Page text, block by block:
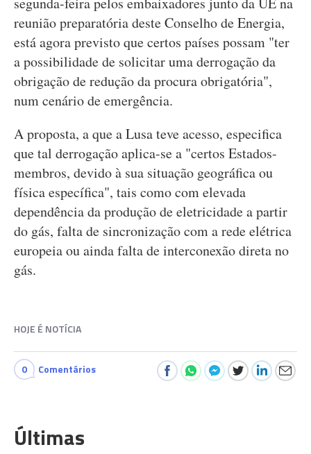
reunião preparatória deste Conselho de Energia,
está agora previsto que certos países possam "ter
a possibilidade de solicitar uma derrogação da
obrigação de redução da procura obrigatória",
num cenário de emergência.
A proposta, a que a Lusa teve acesso, especifica
que tal derrogação aplica-se a "certos Estados-
membros, devido à sua situação geográfica ou
física específica", tais como com elevada
dependência da produção de eletricidade a partir
do gás, falta de sincronização com a rede elétrica
europeia ou ainda falta de interconexão direta no
gás.
HOJE É NOTÍCIA
0 Comentários
Últimas